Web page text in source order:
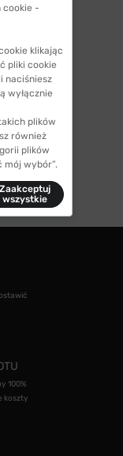
100%
koszty
cookie -
klikając
pliki cookie
naciśniesz
wyłącznie
plików
również
plików
mój wybór”.
Zaakceptuj
wszystkie